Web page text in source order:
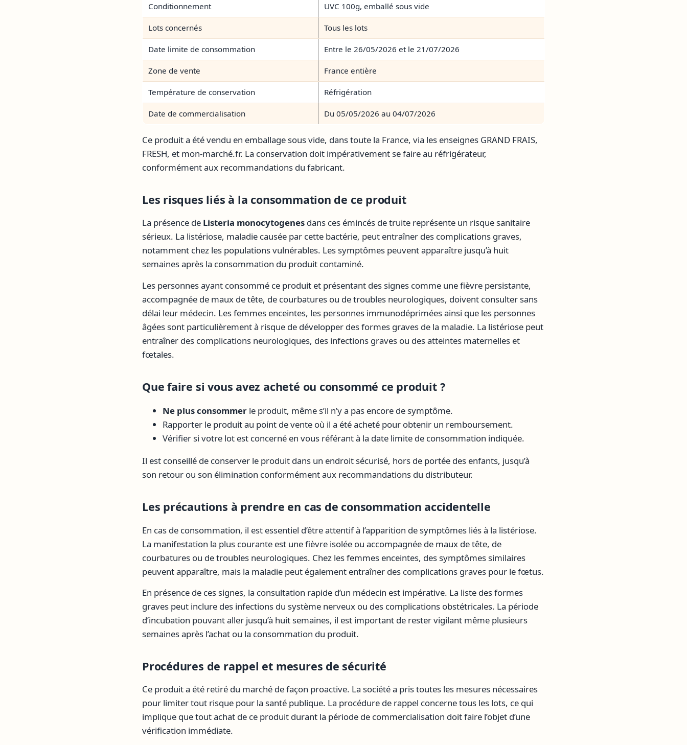
Conditionnement UVC 100g, emballé sous vide
Lots concernés Tous les lots
Date limite de consommation Entre le 26/05/2026 et le 21/07/2026
Zone de vente France entière
Température de conservation Réfrigération
Date de commercialisation Du 05/05/2026 au 04/07/2026
Ce produit a été vendu en emballage sous vide, dans toute la France, via les enseignes GRAND FRAIS,
FRESH, et mon-marché.fr. La conservation doit impérativement se faire au réfrigérateur,
conformément aux recommandations du fabricant.
Les risques liés à la consommation de ce produit
La présence de Listeria monocytogenes dans ces émincés de truite représente un risque sanitaire
sérieux. La listériose, maladie causée par cette bactérie, peut entraîner des complications graves,
notamment chez les populations vulnérables. Les symptômes peuvent apparaître jusqu’à huit
semaines après la consommation du produit contaminé.
Les personnes ayant consommé ce produit et présentant des signes comme une fièvre persistante,
accompagnée de maux de tête, de courbatures ou de troubles neurologiques, doivent consulter sans
délai leur médecin. Les femmes enceintes, les personnes immunodéprimées ainsi que les personnes
âgées sont particulièrement à risque de développer des formes graves de la maladie. La listériose peut
entraîner des complications neurologiques, des infections graves ou des atteintes maternelles et
fœtales.
Que faire si vous avez acheté ou consommé ce produit ?
Ne plus consommer le produit, même s’il n’y a pas encore de symptôme.
Rapporter le produit au point de vente où il a été acheté pour obtenir un remboursement.
Vérifier si votre lot est concerné en vous référant à la date limite de consommation indiquée.
Il est conseillé de conserver le produit dans un endroit sécurisé, hors de portée des enfants, jusqu’à
son retour ou son élimination conformément aux recommandations du distributeur.
Les précautions à prendre en cas de consommation accidentelle
En cas de consommation, il est essentiel d’être attentif à l’apparition de symptômes liés à la listériose.
La manifestation la plus courante est une fièvre isolée ou accompagnée de maux de tête, de
courbatures ou de troubles neurologiques. Chez les femmes enceintes, des symptômes similaires
peuvent apparaître, mais la maladie peut également entraîner des complications graves pour le fœtus.
En présence de ces signes, la consultation rapide d’un médecin est impérative. La liste des formes
graves peut inclure des infections du système nerveux ou des complications obstétricales. La période
d’incubation pouvant aller jusqu’à huit semaines, il est important de rester vigilant même plusieurs
semaines après l’achat ou la consommation du produit.
Procédures de rappel et mesures de sécurité
Ce produit a été retiré du marché de façon proactive. La société a pris toutes les mesures nécessaires
pour limiter tout risque pour la santé publique. La procédure de rappel concerne tous les lots, ce qui
implique que tout achat de ce produit durant la période de commercialisation doit faire l’objet d’une
vérification immédiate.